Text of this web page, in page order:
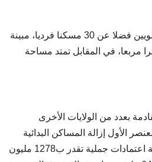
وأضافت الزنزري، أن 93 مسكنا جماعيا موزعة على 7 عمارات ذات طابق أرضي وطابقين علويين فضلا عن 30 مسكنا فرديا، مبينة
الإجتماعية الفردية تمتد بين 111 و220 متر مربع وتمسح المساحة المغطاة 47 مترا مربعا، في المقابل تمتد مساحة
بعدد من الولايات الأخرى
الأول إزالة المساكن البدائية
وتعويضها وترميمها وتوسعتها ويشمل العنصر الثاني توفير المقاسم والمساكن الإجتماعية بقيمة اعتمادات جملية تقدر ب1278 مليون